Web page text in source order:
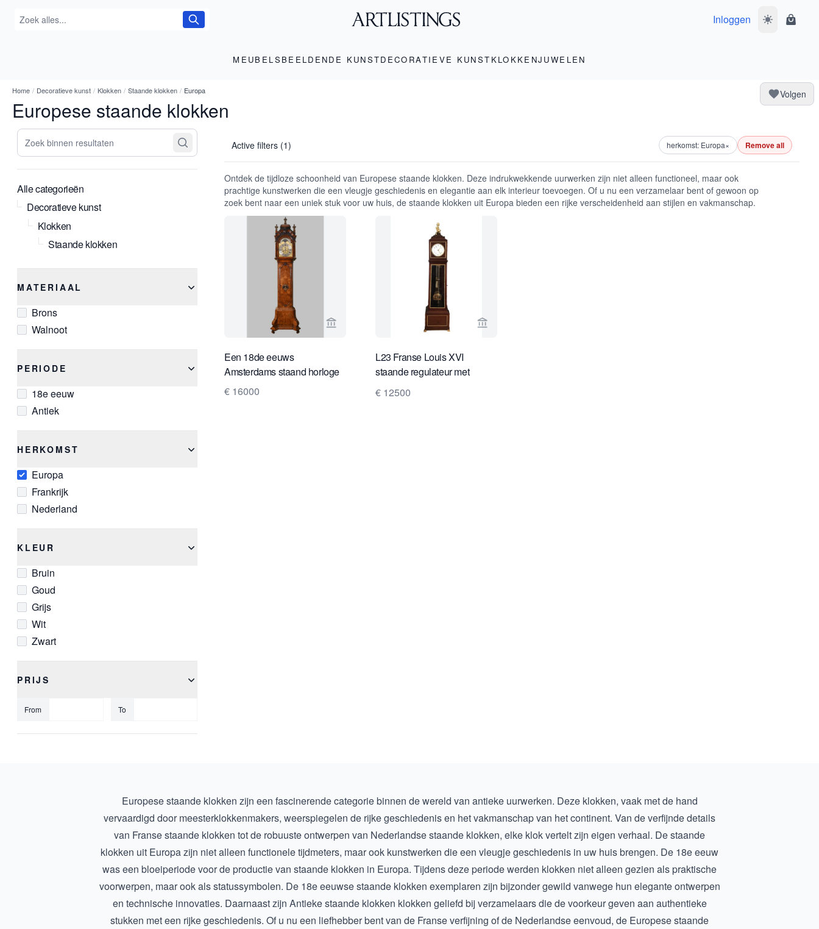
Inloggen Wissel
MEUBELS BEELDENDE KUNSTDECORATIEVE KUNST KLOKKENJUWELEN
Home / Decoratieve kunst / Klokken / Staande klokken / Europa
Europese staande klokken
Volgen
Zoek binnen resultaten
Alle categorieën
Decoratieve kunst
Klokken
Staande klokken
MATERIAAL
Brons
Walnoot
PERIODE
18e eeuw
Antiek
HERKOMST
Europa
Frankrijk
Nederland
KLEUR
Bruin
Goud
Grijs
Wit
Zwart
PRIJS
From To
Active filters (1) herkomst: Europa× Remove all
Ontdek de tijdloze schoonheid van Europese staande klokken. Deze indrukwekkende uurwerken zijn niet alleen functioneel, maar ook
prachtige kunstwerken die een vleugje geschiedenis en elegantie aan elk interieur toevoegen. Of u nu een verzamelaar bent of gewoon op
zoek bent naar een uniek stuk voor uw huis, de staande klokken uit Europa bieden een rijke verscheidenheid aan stijlen en vakmanschap.
Bekijk verkoperspagina van Limburg Antiquairs
Een 18de eeuws
Amsterdams staand horloge
€ 16000
Bekijk verkoperspagina van Van Brug Collection
L23 Franse Louis XVI
staande regulateur met
gangduur van 8 dagen
€ 12500
Europese staande klokken zijn een fascinerende categorie binnen de wereld van antieke uurwerken. Deze klokken, vaak met de hand
vervaardigd door meesterklokkenmakers, weerspiegelen de rijke geschiedenis en het vakmanschap van het continent. Van de verfijnde details
van Franse staande klokken tot de robuuste ontwerpen van Nederlandse staande klokken, elke klok vertelt zijn eigen verhaal. De staande
klokken uit Europa zijn niet alleen functionele tijdmeters, maar ook kunstwerken die een vleugje geschiedenis in uw huis brengen. De 18e eeuw
was een bloeiperiode voor de productie van staande klokken in Europa. Tijdens deze periode werden klokken niet alleen gezien als praktische
voorwerpen, maar ook als statussymbolen. De 18e eeuwse staande klokken exemplaren zijn bijzonder gewild vanwege hun elegante ontwerpen
en technische innovaties. Daarnaast zijn Antieke staande klokken klokken geliefd bij verzamelaars die de voorkeur geven aan authentieke
stukken met een rijke geschiedenis. Of u nu een liefhebber bent van de Franse verfijning of de Nederlandse eenvoud, de Europese staande